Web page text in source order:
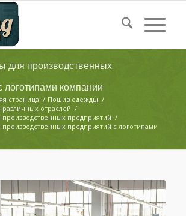
для производственных
логотипами компании
страница / Пошив одежды /
отраслей /
предприятий /
предприятий с логотипами